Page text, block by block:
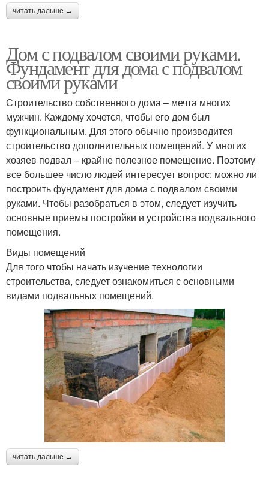
читать дальше →
Дом с подвалом своими руками.
Фундамент для дома с подвалом
своими руками
Строительство собственного дома – мечта многих
мужчин. Каждому хочется, чтобы его дом был
функциональным. Для этого обычно производится
строительство дополнительных помещений. У многих
хозяев подвал – крайне полезное помещение. Поэтому
все большее число людей интересует вопрос: можно ли
построить фундамент для дома с подвалом своими
руками. Чтобы разобраться в этом, следует изучить
основные приемы постройки и устройства подвального
помещения.
Виды помещений
Для того чтобы начать изучение технологии
строительства, следует ознакомиться с основными
видами подвальных помещений.
читать дальше →